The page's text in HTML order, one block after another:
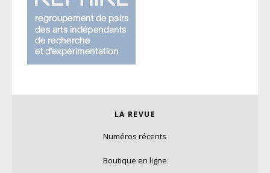
LA REVUE
Numéros récents
Boutique en ligne